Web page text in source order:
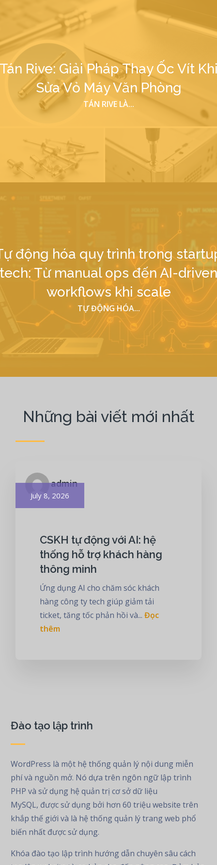
Rive: Giải Pháp Thay Ốc Vít
Sửa Vỏ Máy Văn Phòng
TÁN RIVE LÀ...
động hóa quy trình trong
tech: Từ manual ops đến AI-driven
workflows khi scale
TỰ ĐỘNG HÓA...
Những bài viết mới nhất
admin
Posted
on
July 8, 2026
CSKH tự động với AI: hệ
thống hỗ trợ khách hàng
thông minh
Ứng dụng AI cho chăm sóc khách
hàng công ty tech giúp giảm tải
ticket, tăng tốc phản hồi và...Đọc
thêm
Đào tạo lập trình
WordPress là một hệ thống quản lý nội dung miễn
phí và nguồn mở. Nó dựa trên ngôn ngữ lập trình
PHP và sử dụng hệ quản trị cơ sở dữ liệu
MySQL, được sử dụng bởi hơn 60 triệu website trên
khắp thế giới và là hệ thống quản lý trang web phổ
biến nhất được sử dụng.
Khóa đào tạo lập trình hướng dẫn chuyên sâu cách